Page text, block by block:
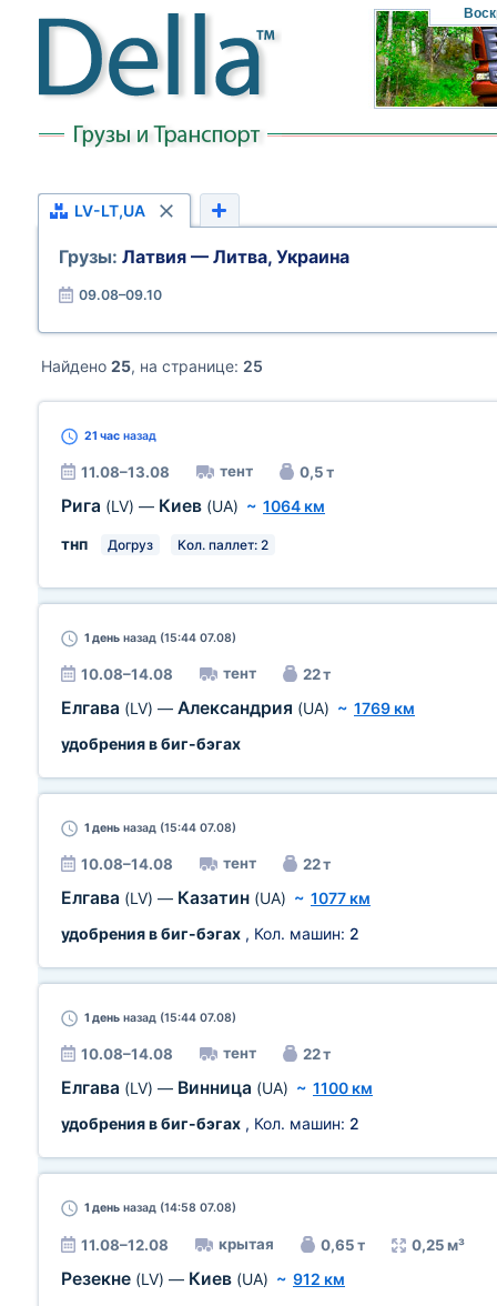
LV-LT,UA
Грузы: Латвия — Литва, Украина
09.08–09.10
Найдено 25, на странице: 25
21 час назад
11.08–13.08 тент 0,5 т
Рига (LV) — Киев (UA) ~ 1064 км
тнп
Догруз Кол. паллет: 2
1 день назад (15:44 07.08)
10.08–14.08 тент 22 т
Елгава (LV) — Александрия (UA) ~ 1769 км
удобрения в биг-бэгах
1 день назад (15:44 07.08)
10.08–14.08 тент 22 т
Елгава (LV) — Казатин (UA) ~ 1077 км
удобрения в биг-бэгах , Кол. машин: 2
1 день назад (15:44 07.08)
10.08–14.08 тент 22 т
Елгава (LV) — Винница (UA) ~ 1100 км
удобрения в биг-бэгах , Кол. машин: 2
1 день назад (14:58 07.08)
11.08–12.08 крытая 0,65 т 0,25 м³
Резекне (LV) — Киев (UA) ~ 912 км